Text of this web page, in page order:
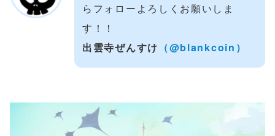
らフォローよろしくお願いしま
す！！
出雲寺ぜんすけ （@blankcoin）